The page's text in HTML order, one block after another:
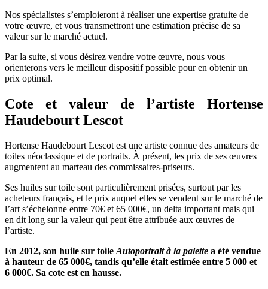
Nos spécialistes s’emploieront à réaliser une expertise gratuite de
votre œuvre, et vous transmettront une estimation précise de sa
valeur sur le marché actuel.
Par la suite, si vous désirez vendre votre œuvre, nous vous
orienterons vers le meilleur dispositif possible pour en obtenir un
prix optimal.
Cote et valeur de l’artiste Hortense
Haudebourt Lescot
Hortense Haudebourt Lescot est une artiste connue des amateurs de
toiles néoclassique et de portraits. À présent, les prix de ses œuvres
augmentent au marteau des commissaires-priseurs.
Ses huiles sur toile sont particulièrement prisées, surtout par les
acheteurs français, et le prix auquel elles se vendent sur le marché de
l’art s’échelonne entre 70€ et 65 000€, un delta important mais qui
en dit long sur la valeur qui peut être attribuée aux œuvres de
l’artiste.
En 2012, son huile sur toile Autoportrait à la palette a été vendue
à hauteur de 65 000€, tandis qu’elle était estimée entre 5 000 et
6 000€. Sa cote est en hausse.